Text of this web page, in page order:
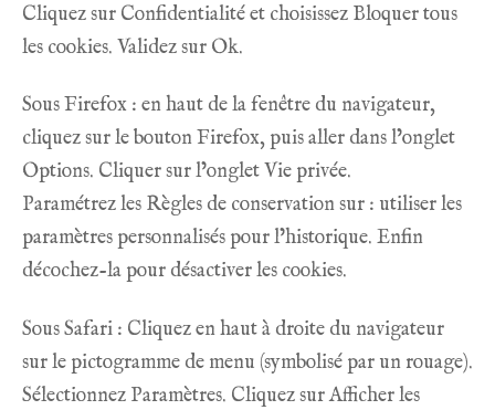
Cliquez sur Confidentialité et choisissez Bloquer tous
les cookies. Validez sur Ok.
Sous Firefox : en haut de la fenêtre du navigateur,
cliquez sur le bouton Firefox, puis aller dans l’onglet
Options. Cliquer sur l’onglet Vie privée.
Paramétrez les Règles de conservation sur : utiliser les
paramètres personnalisés pour l’historique. Enfin
décochez-la pour désactiver les cookies.
Sous Safari : Cliquez en haut à droite du navigateur
sur le pictogramme de menu (symbolisé par un rouage).
Sélectionnez Paramètres. Cliquez sur Afficher les